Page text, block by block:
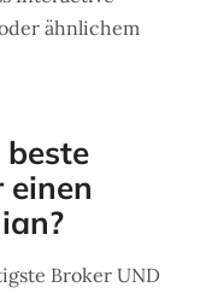
ähnlichem
Broker UND